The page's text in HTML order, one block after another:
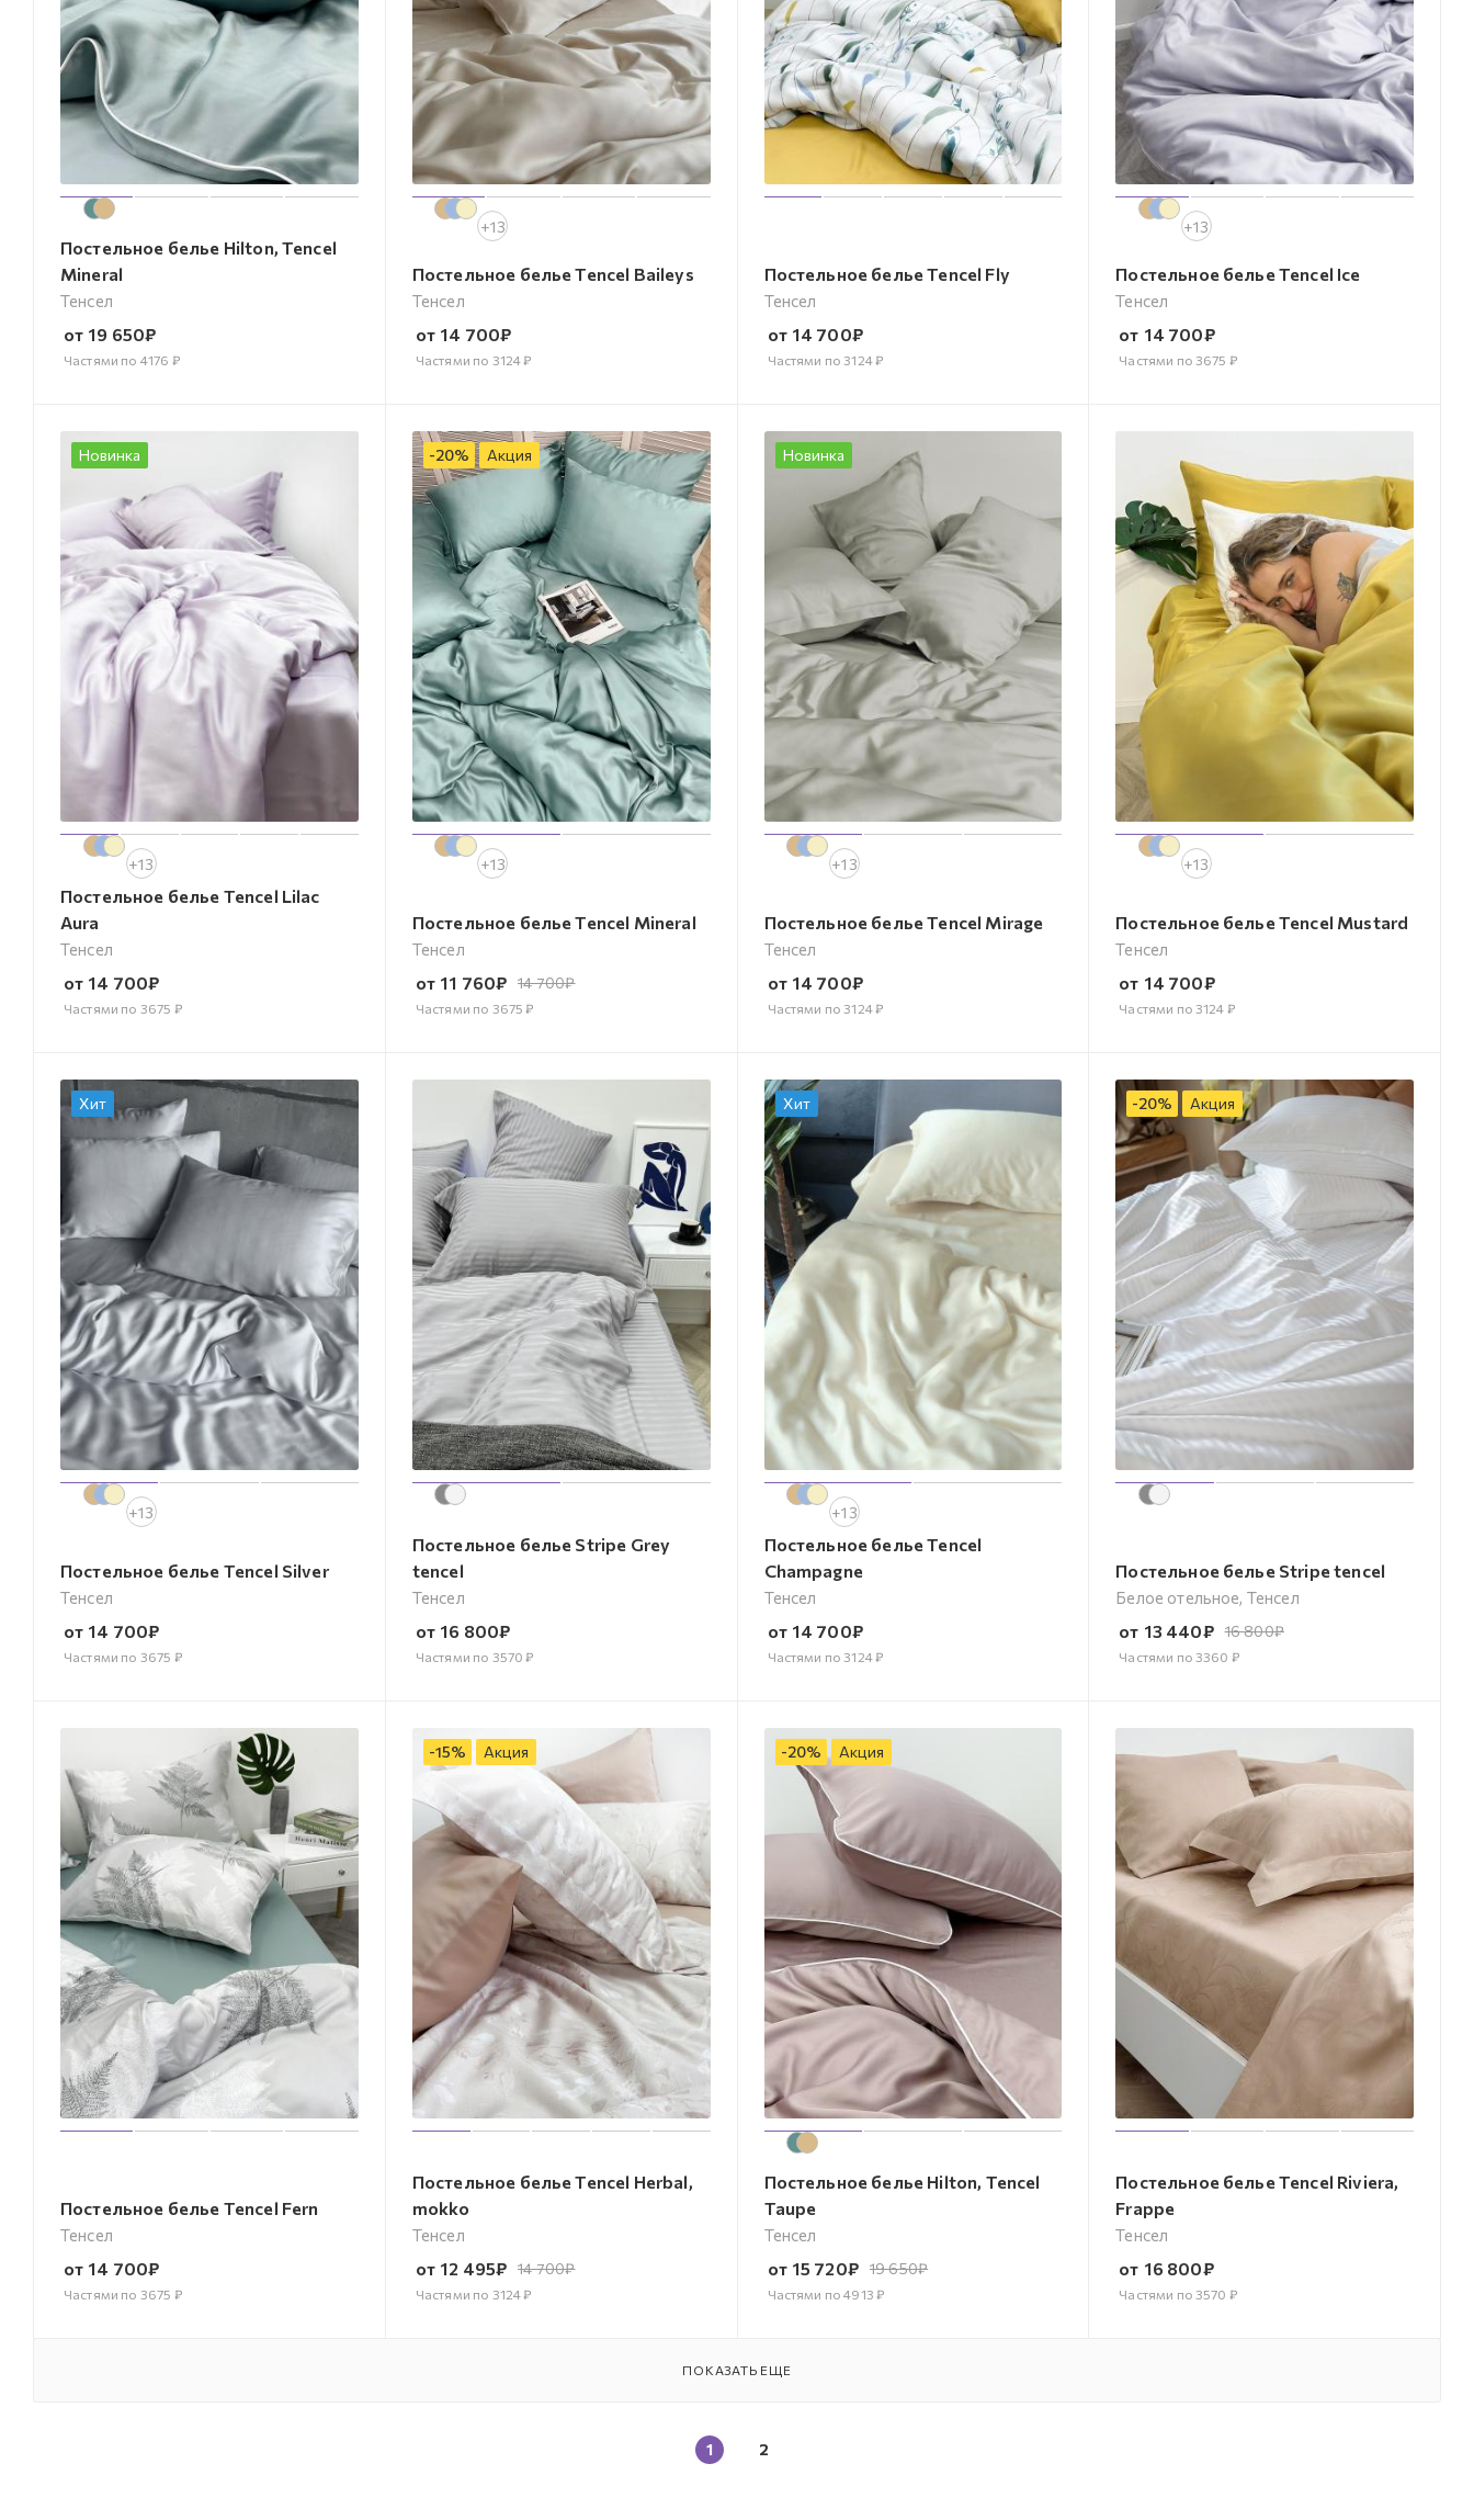
Постельное белье Hilton, Tencel
Mineral
Тенсел
от 19 650₽
Частями по 4176 ₽
+13
Постельное белье Tencel Baileys
Тенсел
от 14 700₽
Частями по 3124 ₽
Постельное белье Tencel Fly
Тенсел
от 14 700₽
Частями по 3124₽
+13
Постельное белье Tencel Ice
Тенсел
от 14 700₽
Частями по 3675 ₽
Новинка
+13
Постельное белье Tencel Lilac
Aura
Тенсел
от 14 700₽
Частями по 3675 ₽
-20% Акция
+13
Постельное белье Tencel Mineral
Тенсел
от 11 760₽ 14 700₽
Частями по 3675 ₽
Новинка
+13
Постельное белье Tencel Mirage
Тенсел
от 14 700₽
Частями по 3124₽
+13
Постельное белье Tencel Mustard
Тенсел
от 14 700₽
Частями по 3124 ₽
Хит
+13
Постельное белье Tencel Silver
Тенсел
от 14 700₽
Частями по 3675 ₽
Постельное белье Stripe Grey
tencel
Тенсел
от 16 800₽
Частями по 3570 ₽
Хит
+13
Постельное белье Tencel
Champagne
Тенсел
от 14 700₽
Частями по 3124₽
-20% Акция
Постельное белье Stripe tencel
Белое отельное, Тенсел
от 13 440₽ 16 800₽
Частями по 3360 ₽
Постельное белье Tencel Fern
Тенсел
от 14 700₽
Частями по 3675 ₽
-15% Акция
Постельное белье Tencel Herbal,
mokko
Тенсел
от 12 495₽ 14 700₽
Частями по 3124 ₽
-20% Акция
Постельное белье Hilton, Tencel
Taupe
Тенсел
от 15 720₽ 19 650₽
Частями по4913 ₽
Постельное белье Tencel Riviera,
Frappe
Тенсел
от 16 800₽
Частями по 3570 ₽
ПОКАЗАТЬ ЕЩЕ
1 2